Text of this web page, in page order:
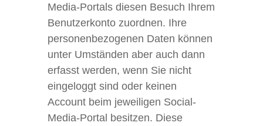
Media-Portals diesen Besuch Ihrem
Benutzerkonto zuordnen. Ihre
personenbezogenen Daten können
unter Umständen aber auch dann
erfasst werden, wenn Sie nicht
eingeloggt sind oder keinen
Account beim jeweiligen Social-
Media-Portal besitzen. Diese